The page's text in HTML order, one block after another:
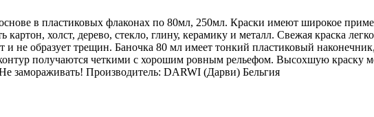
в пластиковых флаконах по 80мл, 250мл. Краски имеют широкое
картон, холст, дерево, стекло, глину, керамику и металл. Свежая краска
не образует трещин. Баночка 80 мл имеет тонкий пластиковый
получаются четкими с хорошим ровным рельефом. Высохшую
замораживать! Производитель: DARWI (Дарви) Бельгия